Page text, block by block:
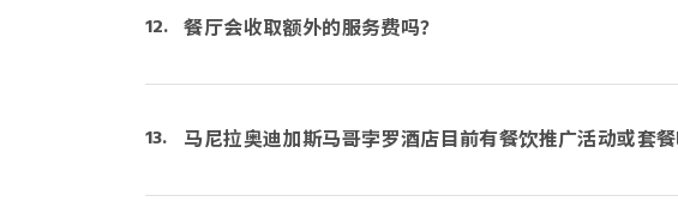
餐厅会收取额外的服务费吗？
马尼拉奥迪加斯马哥孛罗酒店目前有餐饮推广活动或套